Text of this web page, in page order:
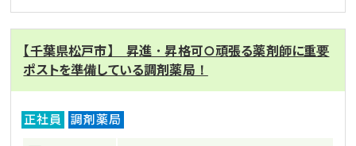
【千葉県松戸市】 昇進・昇格可○頑張る薬剤師に重要
ポストを準備している調剤薬局！
正社員 調剤薬局